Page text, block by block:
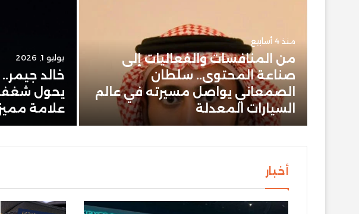
منذ 4 أسابيع
من المنافسات والفعاليات إلى
صناعة المحتوى.. سلطان
الصمعاني يواصل مسيرته في عالم
السيارات المعدلة
يوليو 1, 2026
خالد
علامة
أخبار